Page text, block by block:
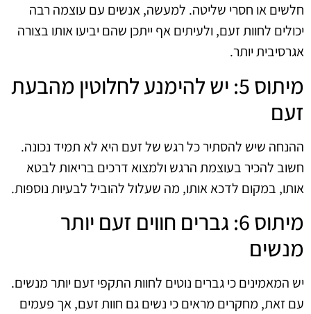
חלשים או חסרי שליטה. למעשה, אנשים עם עוצמה רבה
יכולים לחוות זעם, ולעיתים אף ייתכן שהם יביעו אותו בצורה
אגרסיבית יותר.
מיתוס 5: יש להימנע לחלוטין מהבעת
זעם
ההנחה שיש להסתיר כל רגש של זעם היא לא תמיד נכונה.
חשוב להכיר בעוצמת הרגש ולמצוא דרכים בריאות לבטא
אותו, במקום לדכא אותו, מה שעלול להוביל לבעיות נוספות.
מיתוס 6: גברים חווים זעם יותר
מנשים
יש המאמינים כי גברים נוטים לחוות התקפי זעם יותר מנשים.
עם זאת, מחקרים מראים כי נשים גם חוות זעם, אך פעמים